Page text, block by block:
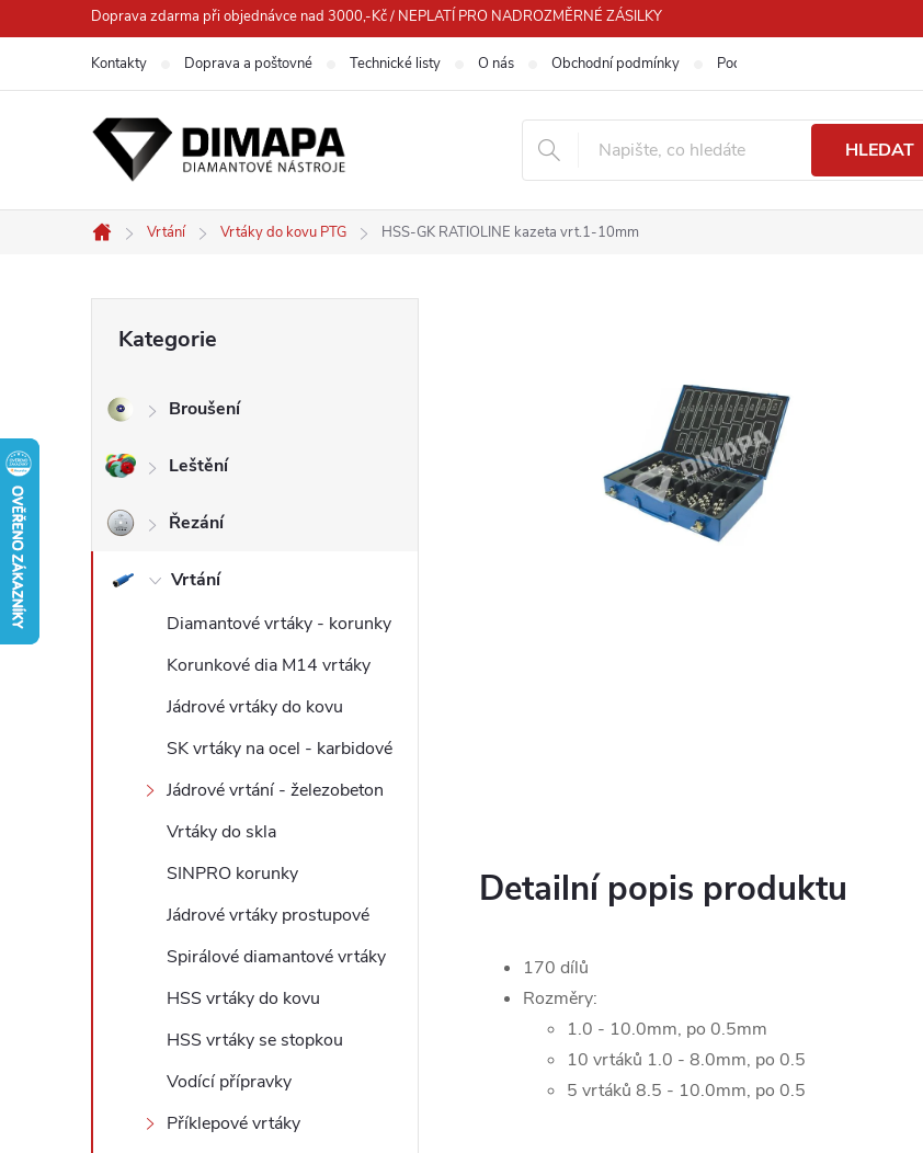
na
Doprava zdarma při objednávce nad 3000,-Kč / NEPLATÍ PRO NADROZMĚRNÉ ZÁSILKY
Kontakty Doprava a poštovné Technické listy O nás Obchodní podmínky Podmínky ochrany osobních údajů
HLEDAT
Domů
Vrtání Vrtáky do kovu PTG HSS-GK RATIOLINE kazeta vrt.1-10mm
s
r
kategorie
Kategorie
Broušení
Leštění
Řezání
Vrtání
Diamantové vrtáky - korunky
Korunkové dia M14 vrtáky
Jádrové vrtáky do kovu
SK vrtáky na ocel - karbidové
Jádrové vrtání - železobeton
Vrtáky do skla
SINPRO korunky
Jádrové vrtáky prostupové
Spirálové diamantové vrtáky
HSS vrtáky do kovu
HSS vrtáky se stopkou
Vodící přípravky
Příklepové vrtáky
Detailní popis produktu
170 dílů
Rozměry:
1.0 - 10.0mm, po 0.5mm
10 vrtáků 1.0 - 8.0mm, po 0.5
5 vrtáků 8.5 - 10.0mm, po 0.5